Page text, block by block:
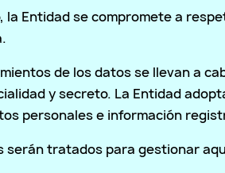
la Entidad se compromete a
de los datos se llevan a
y secreto. La Entidad
personales e información
serán tratados para gestionar